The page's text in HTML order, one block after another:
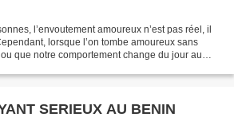
l’envoutement amoureux n’est pas réel, il
lorsque l’on tombe amoureux sans
que notre comportement change du jour au
SERIEUX AU BENIN